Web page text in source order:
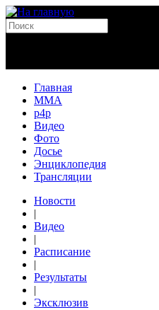
Главная
MMA
p4p
Видео
Фото
Досье
Энциклопедия
Трансляции
Новости
|
Видео
|
Расписание
|
Результаты
|
Эксклюзив